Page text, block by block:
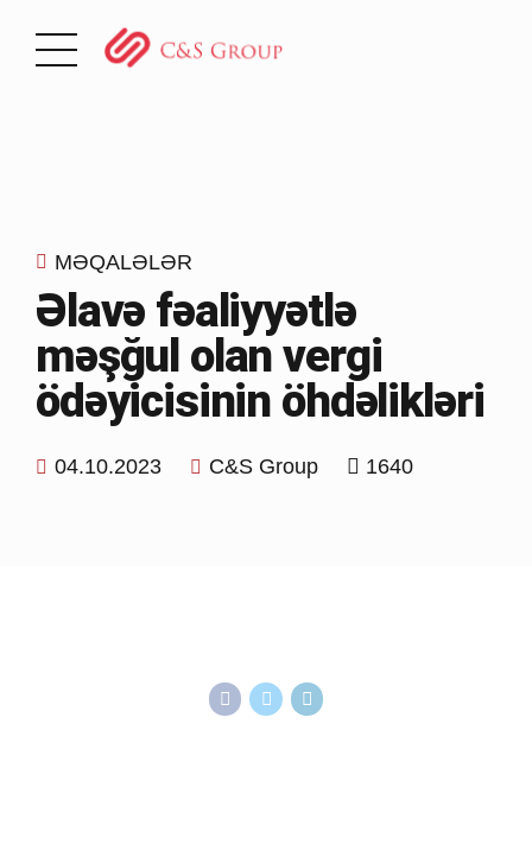
MƏQALƏLƏR
Əlavə fəaliyyətlə
məşğul olan vergi
ödəyicisinin öhdəlikləri
04.10.2023 C&S Group 1640